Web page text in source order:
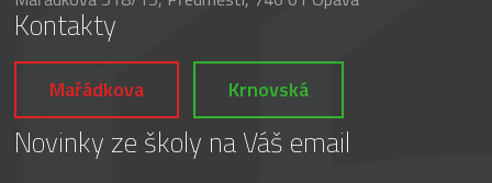
Kontakty
Mařádkova Krnovská
Novinky ze školy na Váš email